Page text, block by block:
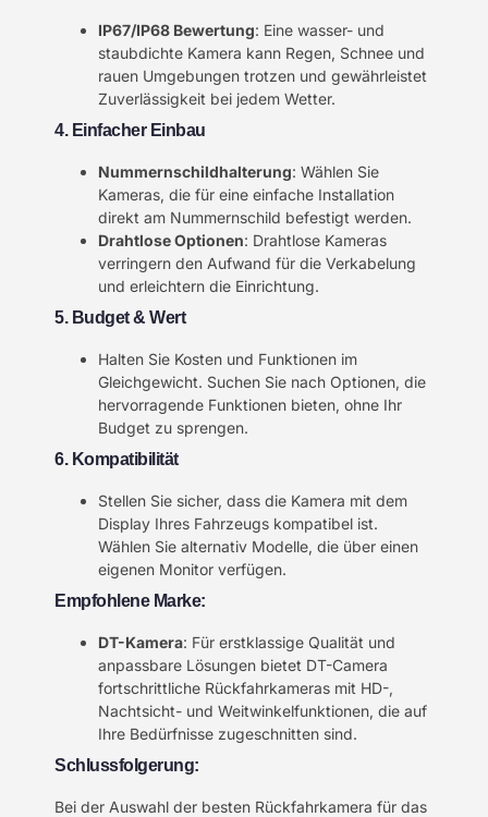
IP67/IP68 Bewertung: Eine wasser- und
staubdichte Kamera kann Regen, Schnee und
rauen Umgebungen trotzen und gewährleistet
Zuverlässigkeit bei jedem Wetter.
4. Einfacher Einbau
Nummernschildhalterung: Wählen Sie
Kameras, die für eine einfache Installation
direkt am Nummernschild befestigt werden.
Drahtlose Optionen: Drahtlose Kameras
verringern den Aufwand für die Verkabelung
und erleichtern die Einrichtung.
5. Budget & Wert
Halten Sie Kosten und Funktionen im
Gleichgewicht. Suchen Sie nach Optionen, die
hervorragende Funktionen bieten, ohne Ihr
Budget zu sprengen.
6. Kompatibilität
Stellen Sie sicher, dass die Kamera mit dem
Display Ihres Fahrzeugs kompatibel ist.
Wählen Sie alternativ Modelle, die über einen
eigenen Monitor verfügen.
Empfohlene Marke:
DT-Kamera: Für erstklassige Qualität und
anpassbare Lösungen bietet DT-Camera
fortschrittliche Rückfahrkameras mit HD-,
Nachtsicht- und Weitwinkelfunktionen, die auf
Ihre Bedürfnisse zugeschnitten sind.
Schlussfolgerung:
Bei der Auswahl der besten Rückfahrkamera für das